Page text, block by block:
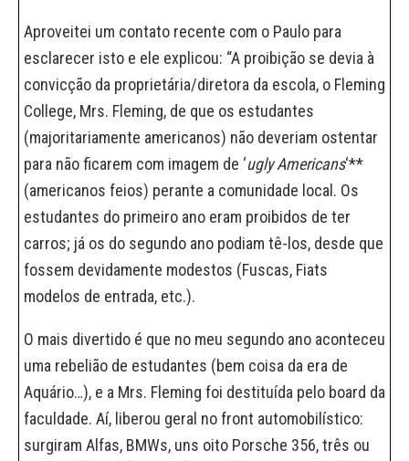
Aproveitei um contato recente com o Paulo para
esclarecer isto e ele explicou: “A proibição se devia à
convicção da proprietária/diretora da escola, o Fleming
College, Mrs. Fleming, de que os estudantes
(majoritariamente americanos) não deveriam ostentar
para não ficarem com imagem de ‘ugly Americans‘**
(americanos feios) perante a comunidade local. Os
estudantes do primeiro ano eram proibidos de ter
carros; já os do segundo ano podiam tê-los, desde que
fossem devidamente modestos (Fuscas, Fiats
modelos de entrada, etc.).
O mais divertido é que no meu segundo ano aconteceu
uma rebelião de estudantes (bem coisa da era de
Aquário…), e a Mrs. Fleming foi destituída pelo board da
faculdade. Aí, liberou geral no front automobilístico:
surgiram Alfas, BMWs, uns oito Porsche 356, três ou